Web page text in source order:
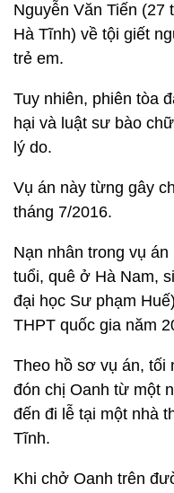
Nguyễn Văn Tiến (27
Hà Tĩnh) về tội giết
trẻ em.
Tuy nhiên, phiên tòa
hại và luật sư bào
lý do.
Vụ án này từng gây
tháng 7/2016.
Nạn nhân trong vụ
tuổi, quê ở Hà Nam,
đại học Sư phạm
THPT quốc gia năm
Theo hồ sơ vụ án, tối
đón chị Oanh từ một
đến đi lễ tại một nhà
Tĩnh.
Khi chở Oanh trên